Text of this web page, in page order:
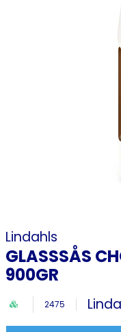
Lindahls
GLASSSÅS
900GR
2475